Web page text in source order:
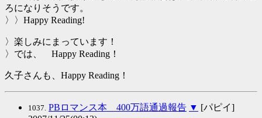
ろになりそうです。
〉〉Happy Reading!
〉楽しみにまっています！
〉では、 Happy Reading！
久子さんも、Happy Reading！
1037. PBロマンス本 400万語通過報告 ▼ [パピイ]